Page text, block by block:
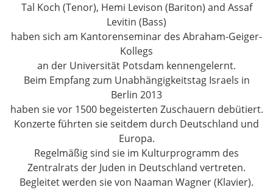
Tal Koch (Tenor), Hemi Levison (Bariton) and Assaf
Levitin (Bass)
haben sich am Kantorenseminar des Abraham-Geiger-
Kollegs
an der Universität Potsdam kennengelernt.
Beim Empfang zum Unabhängigkeitstag Israels in
Berlin 2013
haben sie vor 1500 begeisterten Zuschauern debütiert.
Konzerte führten sie seitdem durch Deutschland und
Europa.
Regelmäßig sind sie im Kulturprogramm des
Zentralrats der Juden in Deutschland vertreten.
​​​​​​​Begleitet werden sie von Naaman Wagner (Klavier).